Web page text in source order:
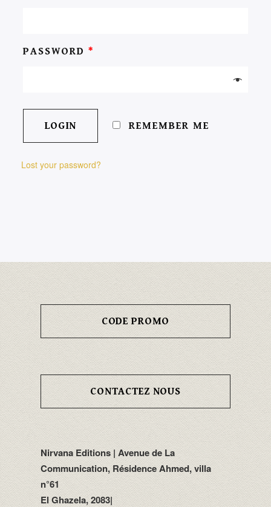
PASSWORD *
REMEMBER ME
Lost your password?
CODE PROMO
CONTACTEZ NOUS
Nirvana Editions | Avenue de La
Communication, Résidence Ahmed, villa
n°61
El Ghazela, 2083|